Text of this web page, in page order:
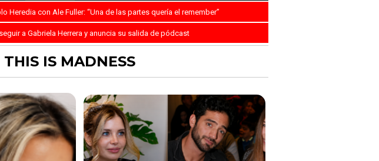
Heredia con Ale Fuller: “Una de las partes quería el remember”
a Gabriela Herrera y anuncia su salida de pódcast
IS MADNESS